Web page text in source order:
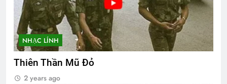
NHẠC LÍNH
Thiên Thần Mũ Đỏ
2 years ago